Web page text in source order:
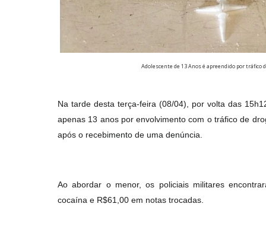
Adolescente de 13 Anos é apreendido por tráfico
Na tarde desta terça-feira (08/04), por volta das
apenas 13 anos por envolvimento com o tráfico de
após o recebimento de uma denúncia.
Ao abordar o menor, os policiais militares
cocaína e R$61,00 em notas trocadas.